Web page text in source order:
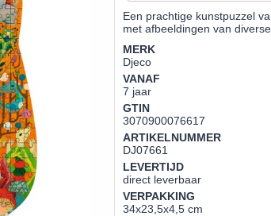
Een prachtige kunstpuzzel
met afbeeldingen van
MERK
Djeco
VANAF
7 jaar
GTIN
3070900076617
ARTIKELNUMMER
DJ07661
LEVERTIJD
direct leverbaar
VERPAKKING
34x23,5x4,5 cm